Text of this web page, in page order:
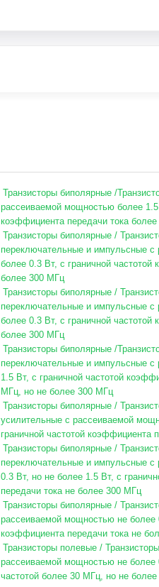
Транзисторы биполярные /
рассеиваемой мощностью более 1.5
коэффициента передачи тока
Транзисторы биполярные /
переключательные и импульсные
более 0.3 Вт, с граничной
более 300 МГц
Транзисторы биполярные /
переключательные и импульсные
более 0.3 Вт, с граничной частотой
более 300 МГц
Транзисторы биполярные /
переключательные и импульсные
1.5 Вт, с граничной частотой
МГц, но не более 300 МГц
Транзисторы биполярные /
усилительные с рассеиваемой
граничной частотой коэффициента
Транзисторы биполярные /
переключательные и импульсные
0.3 Вт, но не более 1.5 Вт, с
передачи тока не более 300 МГц
Транзисторы биполярные /
рассеиваемой мощностью не более
коэффициента передачи тока не
Транзисторы полевые /
рассеиваемой мощностью не более
частотой более 30 МГц, но не